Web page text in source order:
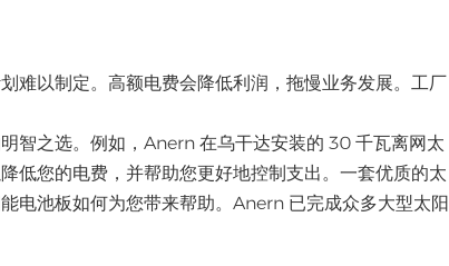
难以制定。高额电费会降低利润，拖慢业务发展。工厂
智之选。例如，Anern 在乌干达安装的 30 千瓦离网太
低您的电费，并帮助您更好地控制支出。一套优质的太
电池板如何为您带来帮助。Anern 已完成众多大型太阳